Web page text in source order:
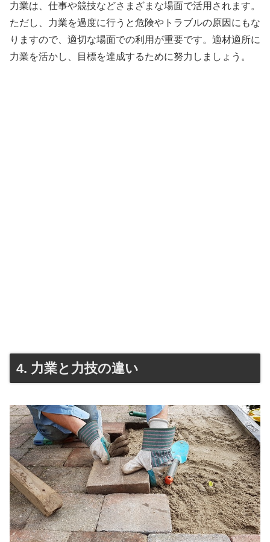
力業は、仕事や競技などさまざまな場面で活用されます。
ただし、力業を過度に行うと危険やトラブルの原因にもな
りますので、適切な場面での利用が重要です。適材適所に
力業を活かし、目標を達成するために努力しましょう。
4. 力業と力技の違い